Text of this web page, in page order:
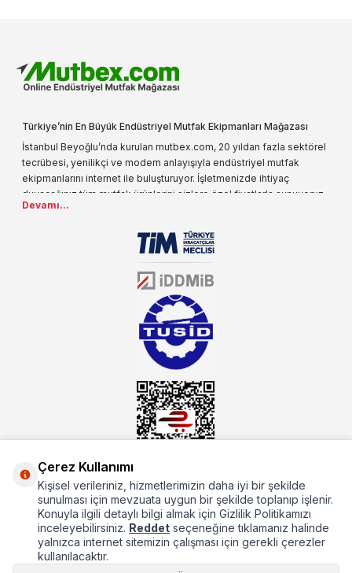
Türkiye’nin En Büyük Endüstriyel Mutfak Ekipmanları Mağazası
İstanbul Beyoğlu’nda kurulan mutbex.com, 20 yıldan fazla sektörel
tecrübesi, yenilikçi ve modern anlayışıyla endüstriyel mutfak
ekipmanlarını internet ile buluşturuyor. İşletmenizde ihtiyaç
duyacağınız tüm mutfak ürünlerini sizlere özel fiyatlarla sunuyoruz.
Endüstriyel mutfak malzemesi deyince akla gelen ilk adreslerden
sektörün farklı alanlarında da faliyet gösteren mutbex.com,
Öztiryakiler resmi bayisidir. Öztiryakiler ürünleri üzerinde büyük bir
donanıma sahip ekibi ile müşterilerine koşulsuz destek sunan
mutbex.com ile endüstriyel mutfak malzemeleri konusunda
alacağınız hizmet standartların her zaman üstünde olacaktır.
Devamı...
Hakkımızda
Hızlı Erişim
Popüler Kategoriler
Çerez Kullanımı
Kişisel verileriniz, hizmetlerimizin daha iyi bir şekilde
sunulması için mevzuata uygun bir şekilde toplanıp işlenir.
Konuyla ilgili detaylı bilgi almak için Gizlilik Politikamızı
inceleyebilirsiniz. Reddet seçeneğine tıklamanız halinde
yalnızca internet sitemizin çalışması için gerekli çerezler
kullanılacaktır.